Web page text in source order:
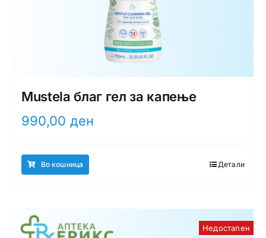
Mustela благ гел за капење
990,00 ден
Во кошница Детали
Недостапен